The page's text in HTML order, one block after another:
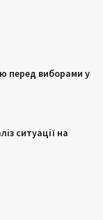
перед виборами у
ситуації на